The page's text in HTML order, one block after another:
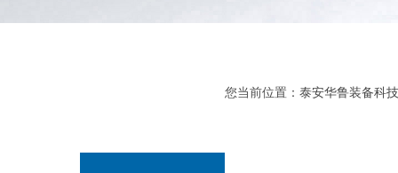
您当前位置：泰安华鲁装备科